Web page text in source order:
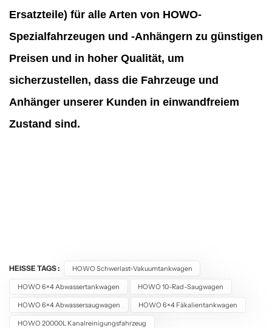
Ersatzteile) für alle Arten von HOWO-
Spezialfahrzeugen und -Anhängern zu günstigen
Preisen und in hoher Qualität, um
sicherzustellen, dass die Fahrzeuge und
Anhänger unserer Kunden in einwandfreiem
Zustand sind.
HEISSE TAGS : HOWO Schwerlast-Vakuumtankwagen
HOWO 6×4 Abwassertankwagen HOWO 10-Rad-Saugwagen
HOWO 6×4 Abwassersaugwagen HOWO 6×4 Fäkalientankwagen
HOWO 20000L Kanalreinigungsfahrzeug